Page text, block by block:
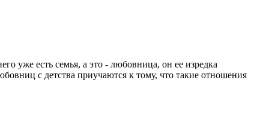
уже есть семья, а это - любовница, он ее изредка
с детства приучаются к тому, что такие отношения